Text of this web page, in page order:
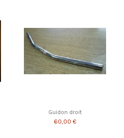
Guidon droit
60,00 €